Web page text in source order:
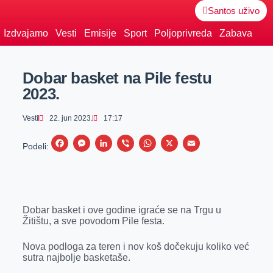
Santos uživo
Izdvajamo Vesti Emisije Sport Poljoprivreda Zabava
Dobar basket na Pile festu
2023.
Vesti 22. jun 2023. 17:17
Podeli:
F
b
o
k
M
e
g
e
L
e
I
n
V
r
W
s
p
X
E
l
Dobar basket i ove godine igraće se na Trgu u
Žitištu, a sve povodom Pile festa.
Nova podloga za teren i nov koš dočekuju koliko već
sutra najbolje basketaše.